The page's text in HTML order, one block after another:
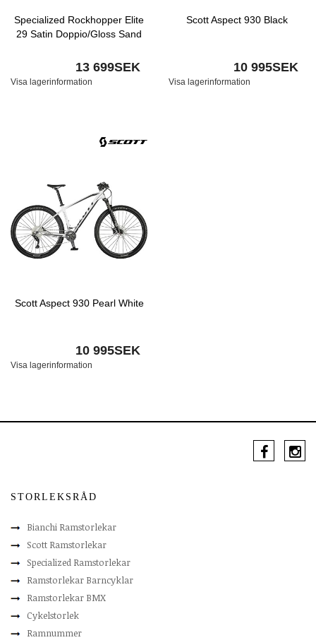
Specialized Rockhopper Elite
29 Satin Doppio/Gloss Sand
13 699SEK
Visa lagerinformation
Scott Aspect 930 Black
10 995SEK
Visa lagerinformation
Scott Aspect 930 Pearl White
10 995SEK
Visa lagerinformation
STORLEKSRÅD
Bianchi Ramstorlekar
Scott Ramstorlekar
Specialized Ramstorlekar
Ramstorlekar Barncyklar
Ramstorlekar BMX
Cykelstorlek
Ramnummer